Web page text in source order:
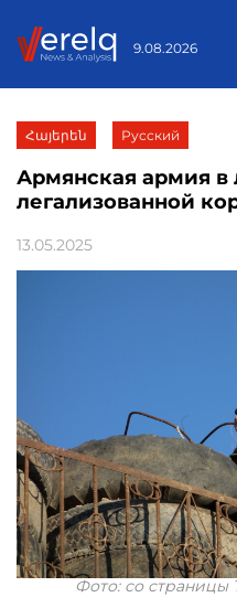
9.08.2026
Հայերեն Русский
Армянская армия в
легализованной
13.05.2025
Фото: со страницы